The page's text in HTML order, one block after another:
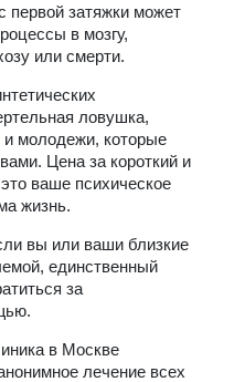
первой затяжки может
в мозгу,
или смерти.
ловушка,
и молодежи, которые
Цена за короткий и
ваше психическое
жизнь.
вы или ваши близкие
единственный
за
в Москве
лечение всех